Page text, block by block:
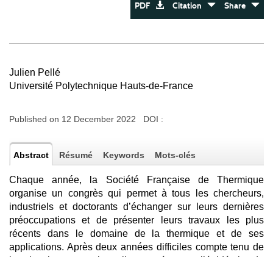
PDF Citation Share
Julien Pellé
Université Polytechnique Hauts-de-France
Published on 12 December 2022 DOI :
Abstract Résumé Keywords Mots-clés
Chaque année, la Société Française de Thermique
organise un congrès qui permet à tous les chercheurs,
industriels et doctorants d’échanger sur leurs dernières
préoccupations et de présenter leurs travaux les plus
récents dans le domaine de la thermique et de ses
applications. Après deux années difficiles compte tenu de